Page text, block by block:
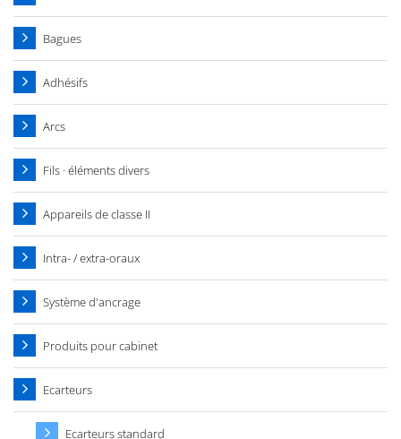
Bagues
Adhésifs
Arcs
Fils · éléments divers
Appareils de classe II
Intra- / extra-oraux
Système d'ancrage
Produits pour cabinet
Ecarteurs
Ecarteurs standard